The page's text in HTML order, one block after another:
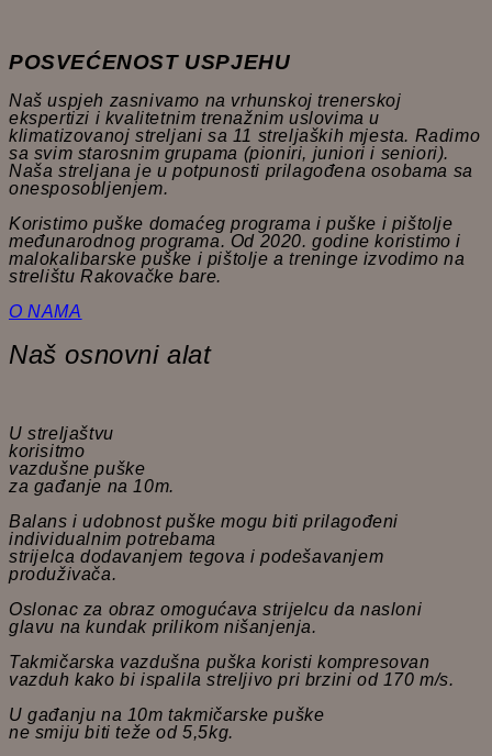
POSVEĆENOST USPJEHU
Naš uspjeh zasnivamo na vrhunskoj trenerskoj
ekspertizi i kvalitetnim trenažnim uslovima u
klimatizovanoj streljani sa 11 streljaških mjesta. Radimo
sa svim starosnim grupama (pioniri, juniori i seniori).
Naša streljana je u potpunosti prilagođena osobama sa
onesposobljenjem.
Koristimo puške domaćeg programa i puške i pištolje
međunarodnog programa. Od 2020. godine koristimo i
malokalibarske puške i pištolje a treninge izvodimo na
strelištu Rakovačke bare.
O NAMA
Naš osnovni alat
U streljaštvu
korisitmo
vazdušne puške
za gađanje na 10m.
Balans i udobnost puške mogu biti prilagođeni
individualnim potrebama
strijelca dodavanjem tegova i podešavanjem
produživača.
Oslonac za obraz omogućava strijelcu da nasloni
glavu na kundak prilikom nišanjenja.
Takmičarska vazdušna puška koristi kompresovan
vazduh kako bi ispalila streljivo pri brzini od 170 m/s.
U gađanju na 10m takmičarske puške
ne smiju biti teže od 5,5kg.